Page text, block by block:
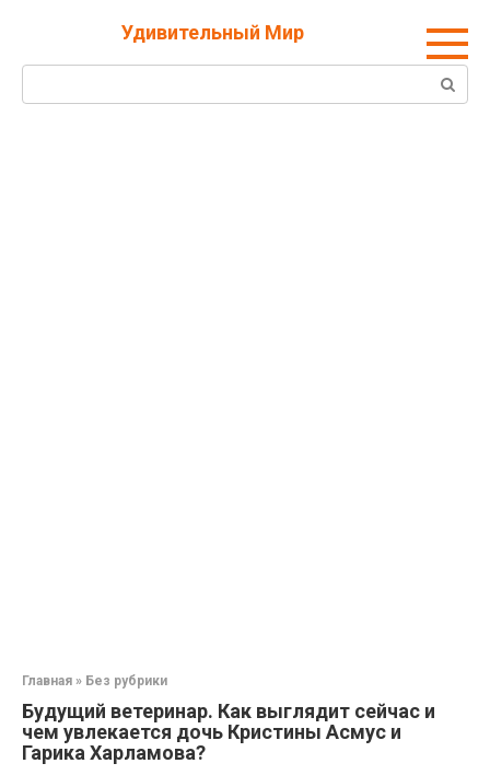
Удивительный Мир
Поиск:
Главная » Без рубрики
Будущий ветеринар. Как выглядит сейчас и
чем увлекается дочь Кристины Асмус и
Гарика Харламова?